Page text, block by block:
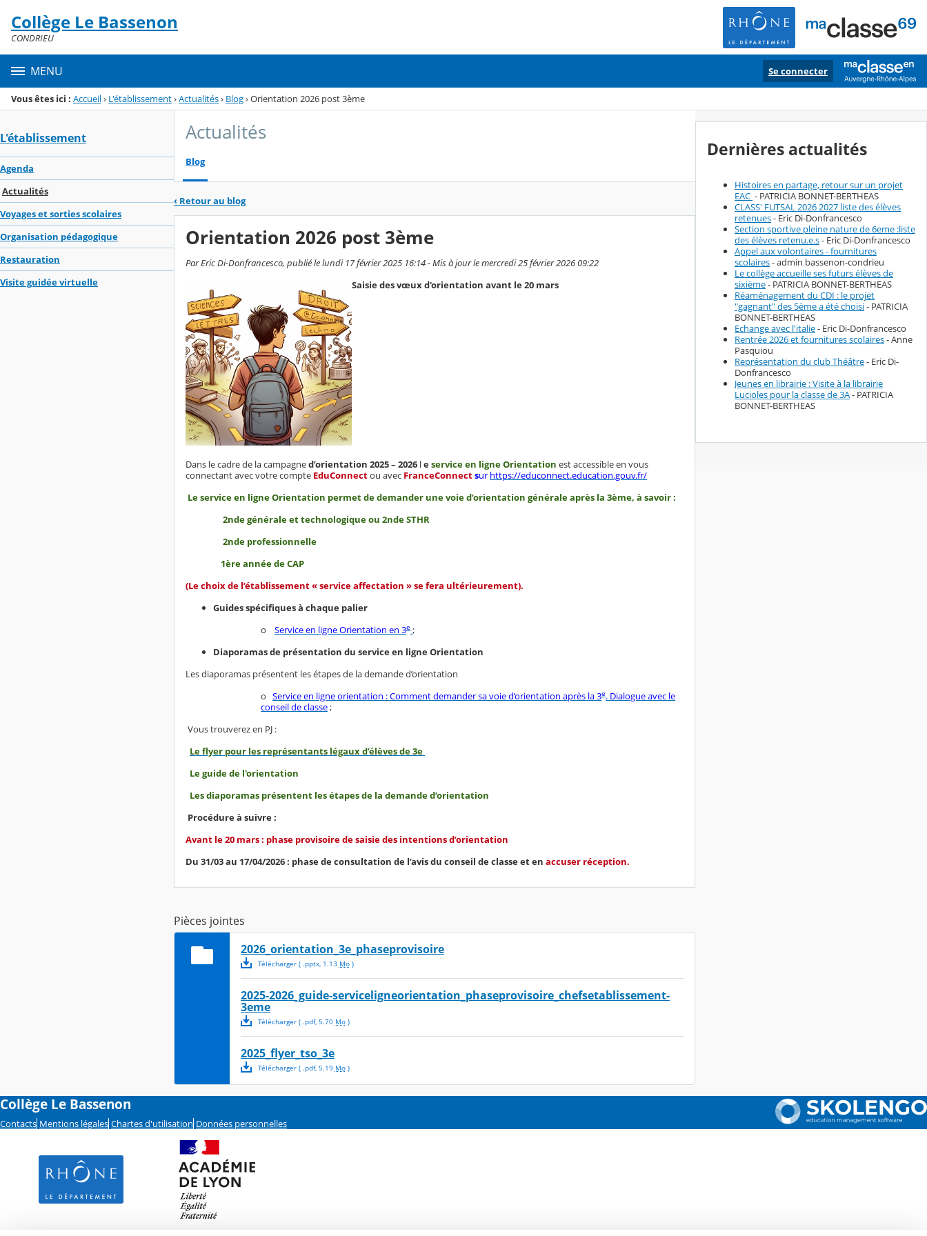
Menu de la rubrique
Contenu
Collège Le Bassenon
CONDRIEU
MENU Se connecter
Vous êtes ici : Accueil› L'établissement›Actualités› Blog›Orientation 2026 post 3ème
L'établissement
Agenda
Actualités
Voyages et sorties scolaires
Organisation pédagogique
Restauration
Visite guidée virtuelle
Actualités
Blog
‹ Retour au blog
Orientation 2026 post 3ème
Par Eric Di-Donfrancesco, publié le lundi 17 février 2025 16:14 - Mis à jour le mercredi 25 février 2026 09:22
Saisie des vœux d'orientation avant le 20 mars
Dans le cadre de la campagned’orientation 2025 – 2026 leservice en ligne Orientation est accessible en vous
connectant avec votre compte EduConnectou avec FranceConnectsur https://educonnect.education.gouv.fr/
Le service en ligne Orientation permet de demander une voie d’orientation générale après la 3ème, à savoir :
2nde générale et technologique ou 2nde STHR
2nde professionnelle
1ère année de CAP
(Le choix de l’établissement « service affectation » se fera ultérieurement).
Guides spécifiques à chaque palier
oService en ligne Orientation en 3e ;
Diaporamas de présentation du service en ligne Orientation
Les diaporamas présentent les étapes de la demande d’orientation
oService en ligne orientation : Comment demander sa voie d’orientation après la 3e. Dialogue avec le
conseil de classe;
Vous trouverez en PJ :
Le flyer pour les représentants légaux d’élèves de 3e
Le guide de l'orientation
Les diaporamas présentent les étapes de la demande d’orientation
Procédure à suivre :
Avant le 20 mars : phase provisoire de saisie des intentions d’orientation
Du 31/03 au 17/04/2026 : phase de consultation de l’avis du conseil de classe et en accuser réception.
Pièces jointes
2026_orientation_3e_phaseprovisoire
Télécharger( .pptx, 1.13 Mo)
2025-2026_guide-serviceligneorientation_phaseprovisoire_chefsetablissement-
3eme
Télécharger( .pdf, 5.70 Mo)
2025_flyer_tso_3e
Télécharger( .pdf, 5.19 Mo)
Dernières actualités
Histoires en partage, retour sur un projet
EAC - PATRICIA BONNET-BERTHEAS
CLASS' FUTSAL 2026 2027 liste des élèves
retenues- Eric Di-Donfrancesco
Section sportive pleine nature de 6eme :liste
des élèves retenu.e.s- Eric Di-Donfrancesco
Appel aux volontaires - fournitures
scolaires- admin bassenon-condrieu
Le collège accueille ses futurs élèves de
sixième- PATRICIA BONNET-BERTHEAS
Réaménagement du CDI : le projet
"gagnant" des 5ème a été choisi- PATRICIA
BONNET-BERTHEAS
Echange avec l'italie- Eric Di-Donfrancesco
Rentrée 2026 et fournitures scolaires- Anne
Pasquiou
Représentation du club Théâtre- Eric Di-
Donfrancesco
Jeunes en librairie : Visite à la librairie
Lucioles pour la classe de 3A- PATRICIA
BONNET-BERTHEAS
Collège Le Bassenon
Contacts Mentions légales Chartes d'utilisation Données personnelles